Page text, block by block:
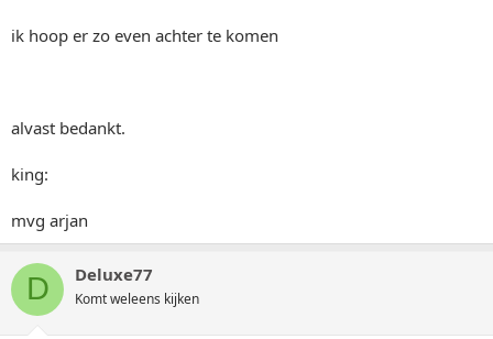
ik hoop er zo even achter te komen
alvast bedankt.
king:
mvg arjan
D Deluxe77
Komt weleens kijken